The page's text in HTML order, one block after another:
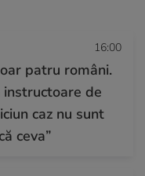
16:00
patru români.
instructoare de
caz nu sunt
ceva”